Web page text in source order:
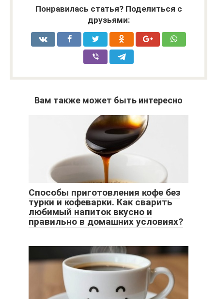
Понравилась статья? Поделиться с
друзьями:
Вам также может быть интересно
Способы приготовления кофе без
турки и кофеварки. Как сварить
любимый напиток вкусно и
правильно в домашних условиях?